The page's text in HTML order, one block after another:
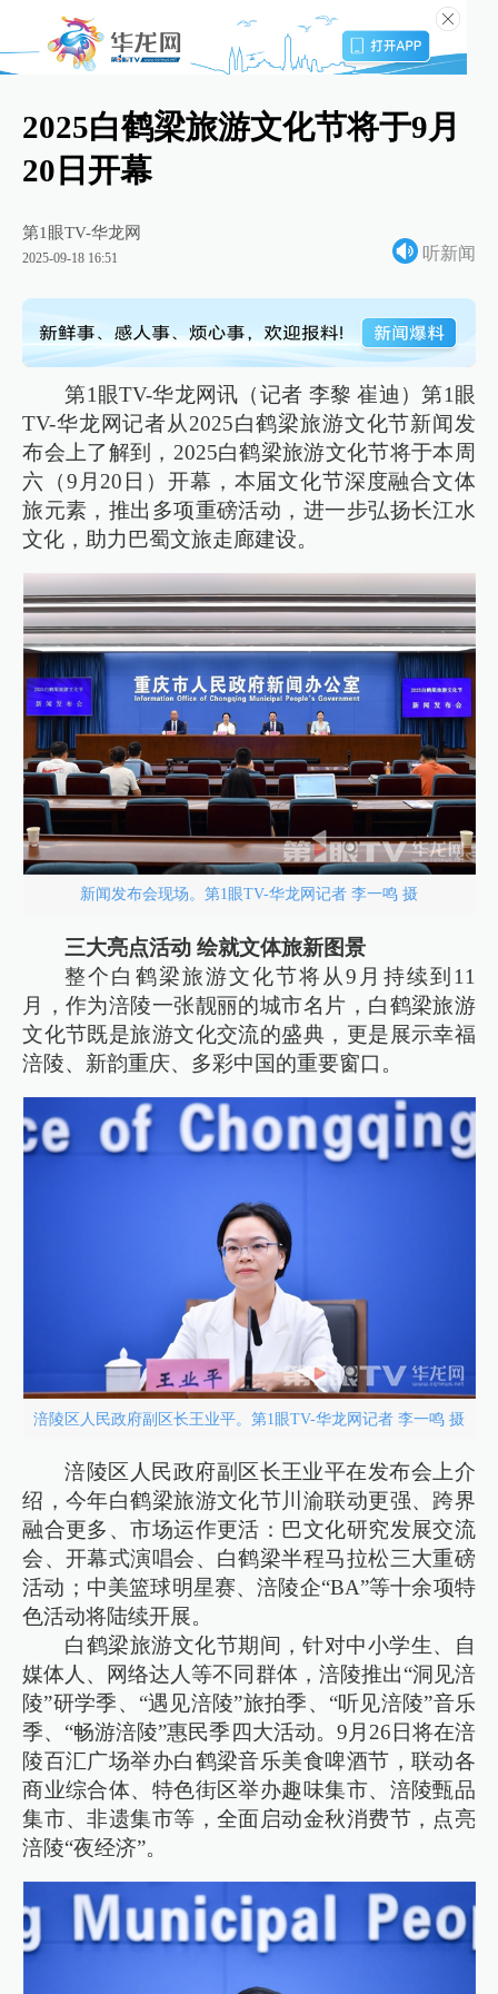
2025白鹤梁旅游文化节将于9月
20日开幕
第1眼TV-华龙网
2025-09-18 16:51 听新闻
第1眼TV-华龙网讯（记者 李黎 崔迪）第1眼
TV-华龙网记者从2025白鹤梁旅游文化节新闻发
布会上了解到，2025白鹤梁旅游文化节将于本周
六（9月20日）开幕，本届文化节深度融合文体
旅元素，推出多项重磅活动，进一步弘扬长江水
文化，助力巴蜀文旅走廊建设。
新闻发布会现场。第1眼TV-华龙网记者 李一鸣 摄
三大亮点活动 绘就文体旅新图景
整个白鹤梁旅游文化节将从9月持续到11
月，作为涪陵一张靓丽的城市名片，白鹤梁旅游
文化节既是旅游文化交流的盛典，更是展示幸福
涪陵、新韵重庆、多彩中国的重要窗口。
涪陵区人民政府副区长王业平。第1眼TV-华龙网记者 李一鸣 摄
涪陵区人民政府副区长王业平在发布会上介
绍，今年白鹤梁旅游文化节川渝联动更强、跨界
融合更多、市场运作更活：巴文化研究发展交流
会、开幕式演唱会、白鹤梁半程马拉松三大重磅
活动；中美篮球明星赛、涪陵企“BA”等十余项特
色活动将陆续开展。
白鹤梁旅游文化节期间，针对中小学生、自
媒体人、网络达人等不同群体，涪陵推出“洞见涪
陵”研学季、“遇见涪陵”旅拍季、“听见涪陵”音乐
季、“畅游涪陵”惠民季四大活动。9月26日将在涪
陵百汇广场举办白鹤梁音乐美食啤酒节，联动各
商业综合体、特色街区举办趣味集市、涪陵甄品
集市、非遗集市等，全面启动金秋消费节，点亮
涪陵“夜经济”。